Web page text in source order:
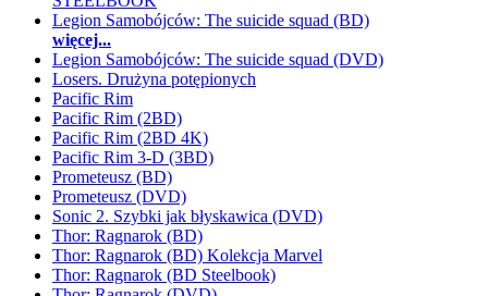
Legion Samobójców: The suicide squad (BD)
więcej...
Legion Samobójców: The suicide squad (DVD)
Losers. Drużyna potępionych
Pacific Rim
Pacific Rim (2BD)
Pacific Rim (2BD 4K)
Pacific Rim 3-D (3BD)
Prometeusz (BD)
Prometeusz (DVD)
Sonic 2. Szybki jak błyskawica (DVD)
Thor: Ragnarok (BD)
Thor: Ragnarok (BD) Kolekcja Marvel
Thor: Ragnarok (BD Steelbook)